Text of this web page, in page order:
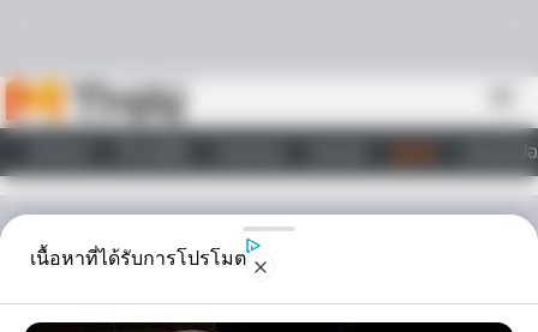
วอลเปเ
ไลฟ์สไตล์
ดูดวง
พระจันทร์ยิ้ม! ปรากฏการณ์
เนื้อหาที่ได้รับการโปรโมต